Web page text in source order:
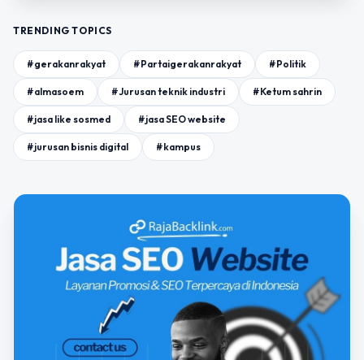
TRENDING TOPICS
#gerakanrakyat #Partaigerakanrakyat #Politik
#almasoem #Jurusan teknik industri #Ketum sahrin
#jasa like sosmed #jasa SEO website
#jurusan bisnis digital #kampus